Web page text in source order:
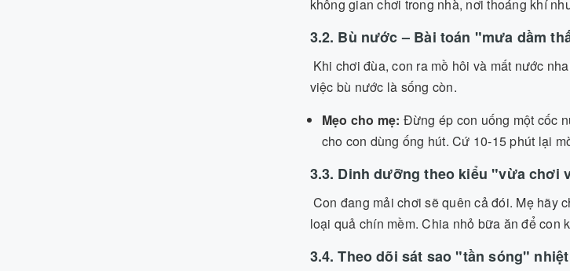
không gian chơi trong nhà, nơi thoáng khí
3.2. Bù nước – Bài toán "mưa dầm
Khi chơi đùa, con ra mồ hôi và mất nước
việc bù nước là sống còn.
Mẹo cho mẹ: Đừng ép con uống một cốc
cho con dùng ống hút. Cứ 10-15 phút lại
3.3. Dinh dưỡng theo kiểu "vừa chơi
Con đang mải chơi sẽ quên cả đói. Mẹ hãy
loại quả chín mềm. Chia nhỏ bữa ăn để con
3.4. Theo dõi sát sao "tần sóng"